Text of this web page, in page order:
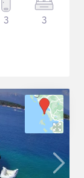
3 3